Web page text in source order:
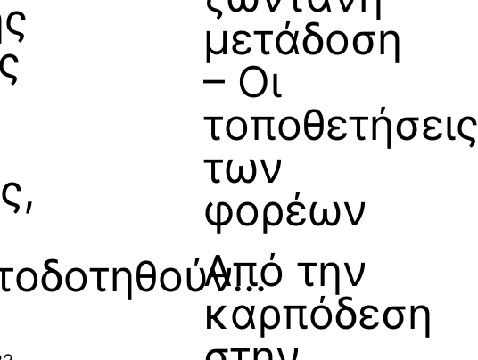
μετάδοση
– Οι
τοποθετήσεις
των
φορέων
Από την
καρπόδεση